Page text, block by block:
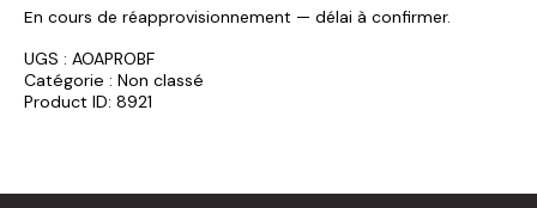
En cours de réapprovisionnement — délai à confirmer.
UGS : AOAPROBF
Catégorie : Non classé
Product ID: 8921